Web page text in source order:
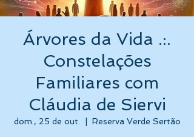
Árvores da Vida .:.
Constelações
Familiares com
Cláudia de Siervi
dom., 25 de out. Reserva Verde Sertão